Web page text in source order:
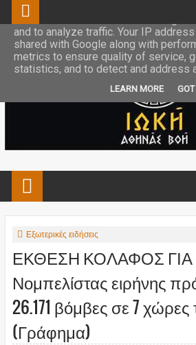
Εξωτερικές ειδήσεις
ΕΚΘΕΣΗ ΚΟΛΑΦΟΣ
Νομπελίστας ειρήνης
26.171 βόμβες σε 7 χώρες
(Γράφημα)
This site uses cookies from Google
and to analyze traffic. Your IP
shared with Google along with
metrics to ensure quality of service,
statistics, and to detect and address
LEARN MORE